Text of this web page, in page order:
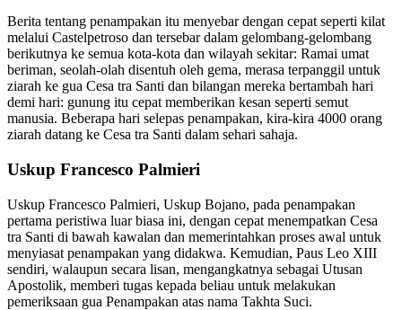
Berita tentang penampakan itu menyebar dengan cepat seperti kilat
melalui Castelpetroso dan tersebar dalam gelombang-gelombang
berikutnya ke semua kota-kota dan wilayah sekitar: Ramai umat
beriman, seolah-olah disentuh oleh gema, merasa terpanggil untuk
ziarah ke gua Cesa tra Santi dan bilangan mereka bertambah hari
demi hari: gunung itu cepat memberikan kesan seperti semut
manusia. Beberapa hari selepas penampakan, kira-kira 4000 orang
ziarah datang ke Cesa tra Santi dalam sehari sahaja.
Uskup Francesco Palmieri
Uskup Francesco Palmieri, Uskup Bojano, pada penampakan
pertama peristiwa luar biasa ini, dengan cepat menempatkan Cesa
tra Santi di bawah kawalan dan memerintahkan proses awal untuk
menyiasat penampakan yang didakwa. Kemudian, Paus Leo XIII
sendiri, walaupun secara lisan, mengangkatnya sebagai Utusan
Apostolik, memberi tugas kepada beliau untuk melakukan
pemeriksaan gua Penampakan atas nama Takhta Suci.